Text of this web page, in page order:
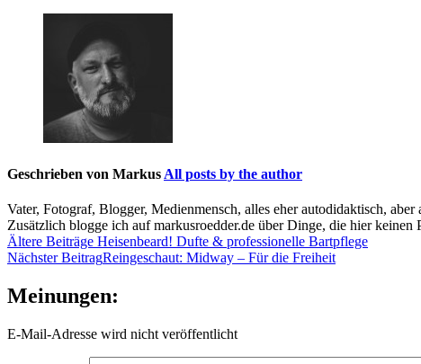
Geschrieben von Markus All posts by the author
Vater, Fotograf, Blogger, Medienmensch, alles eher autodidaktisch,
Zusätzlich blogge ich auf markusroedder.de über Dinge, die hier keinen
Beitragsnavigation
Ältere Beiträge Heisenbeard! Dufte & professionelle Bartpflege
Nächster BeitragReingeschaut: Midway – Für die Freiheit
Meinungen:
E-Mail-Adresse wird nicht veröffentlicht